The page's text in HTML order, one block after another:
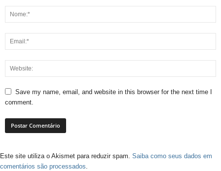
Save my name, email, and website in this browser for the next time I
comment.
Este site utiliza o Akismet para reduzir spam. Saiba como seus dados em
comentários são processados.